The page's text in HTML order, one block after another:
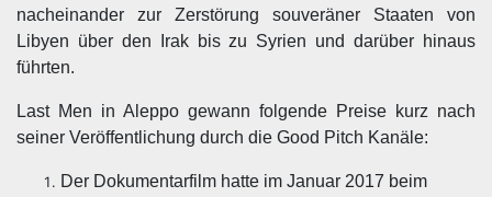
nacheinander zur Zerstörung souveräner Staaten von
Libyen über den Irak bis zu Syrien und darüber hinaus
führten.
Last Men in Aleppo gewann folgende Preise kurz nach
seiner Veröffentlichung durch die Good Pitch Kanäle:
Der Dokumentarfilm hatte im Januar 2017 beim